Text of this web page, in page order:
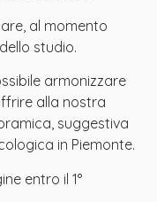
al momento
studio.
armonizzare
alla nostra
suggestiva
in Piemonte.
entro il 1°